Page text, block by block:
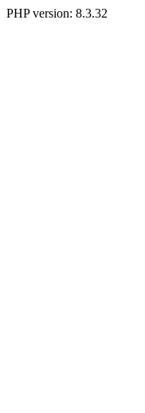
PHP version: 8.3.32